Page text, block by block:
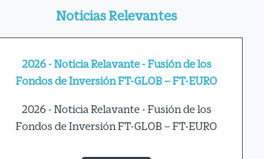
Noticias Relevantes
2026 - Noticia Relavante - Fusión de los
Fondos de Inversión FT-GLOB – FT-EURO
2026 - Noticia Relavante - Fusión de los
Fondos de Inversión FT-GLOB – FT-EURO